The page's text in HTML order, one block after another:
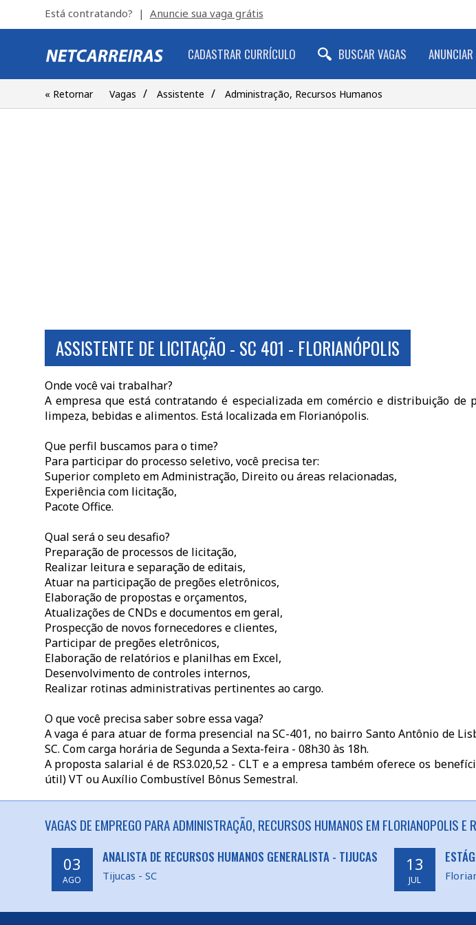
Está contratando? | Anuncie sua vaga grátis
CADASTRAR CURRÍCULO BUSCAR VAGAS
« Retornar Vagas / Assistente / Administração, Recursos Humanos
ASSISTENTE DE LICITAÇÃO - SC 401 - FLORIANÓPOLIS
Onde você vai trabalhar?
A empresa que está contratando é especializada em comércio e distribuição de
limpeza, bebidas e alimentos. Está localizada em Florianópolis.
Que perfil buscamos para o time?
Para participar do processo seletivo, você precisa ter:
Superior completo em Administração, Direito ou áreas relacionadas,
Experiência com licitação,
Pacote Office.
Qual será o seu desafio?
Preparação de processos de licitação,
Realizar leitura e separação de editais,
Atuar na participação de pregões eletrônicos,
Elaboração de propostas e orçamentos,
Atualizações de CNDs e documentos em geral,
Prospecção de novos fornecedores e clientes,
Participar de pregões eletrônicos,
Elaboração de relatórios e planilhas em Excel,
Desenvolvimento de controles internos,
Realizar rotinas administrativas pertinentes ao cargo.
O que você precisa saber sobre essa vaga?
A vaga é para atuar de forma presencial na SC-401, no bairro Santo Antônio de
SC. Com carga horária de Segunda a Sexta-feira - 08h30 às 18h.
A proposta salarial é de RS3.020,52 - CLT e a empresa também oferece os
útil) VT ou Auxílio Combustível Bônus Semestral.
VAGAS DE EMPREGO PARA ADMINISTRAÇÃO, RECURSOS HUMANOS EM FLORIANOPOLIS E
03
AGO
ANALISTA DE RECURSOS HUMANOS GENERALISTA - TIJUCAS
Tijucas - SC
13
JUL